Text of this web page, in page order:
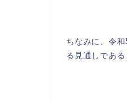
ちなみに、令
る見通しであ